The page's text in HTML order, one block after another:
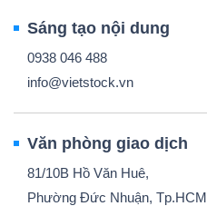
Sáng tạo nội dung
0938 046 488
info@vietstock.vn
Văn phòng giao dịch
81/10B Hồ Văn Huê,
Phường Đức Nhuận, Tp.HCM